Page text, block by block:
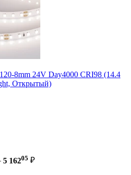
8mm 24V Day4000 CRI98 (14.4
Открытый)
5 16205 ₽